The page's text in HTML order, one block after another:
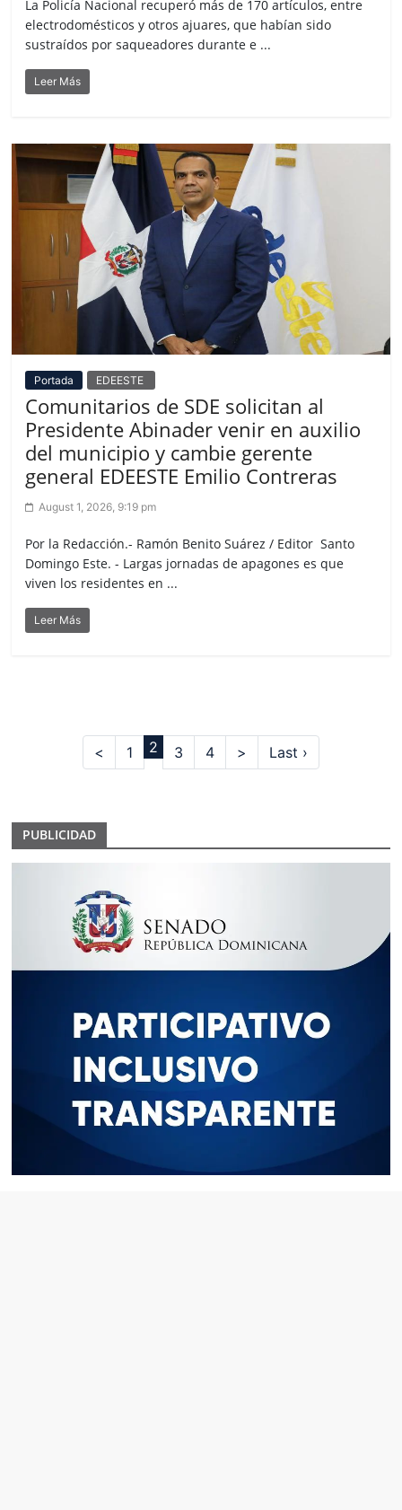
La Policía Nacional recuperó más de 170 artículos, entre
electrodomésticos y otros ajuares, que habían sido
sustraídos por saqueadores durante e ...
Leer Más
Portada EDEESTE
Comunitarios de SDE solicitan al
Presidente Abinader venir en auxilio
del municipio y cambie gerente
general EDEESTE Emilio Contreras
August 1, 2026, 9:19 pm
Por la Redacción.- Ramón Benito Suárez / Editor Santo
Domingo Este. - Largas jornadas de apagones es que
viven los residentes en ...
Leer Más
< 1 2 (current)
3 4 > Last ›
PUBLICIDAD